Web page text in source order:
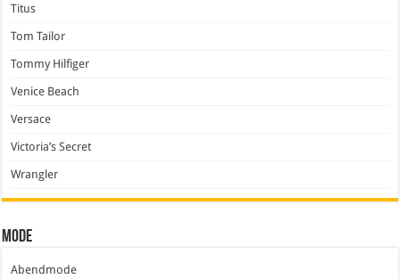
Titus
Tom Tailor
Tommy Hilfiger
Venice Beach
Versace
Victoria’s Secret
Wrangler
Mode
Abendmode